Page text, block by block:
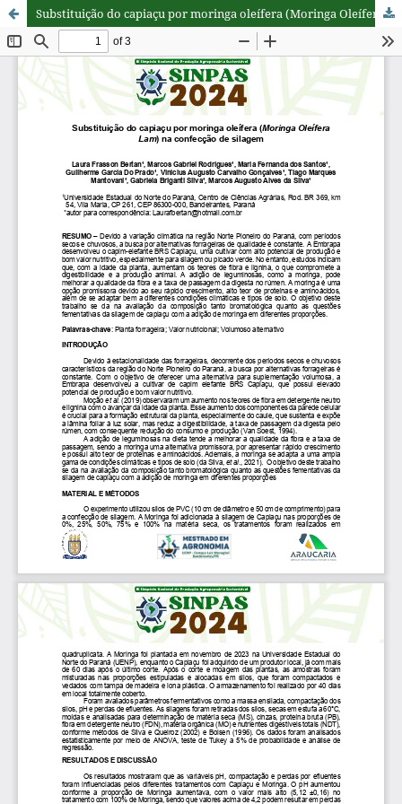
Substituição do capiaçu por moringa oleífera (Moringa Oleífera Lam) na confecção de silagem